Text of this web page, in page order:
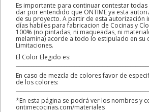
Es importante para continuar contestar
dar por entendido que ONTIME ya esta
de su proyecto. A partir de esta autorización
días habiles para fabricacion de Cocinas y
100% (no pintadas, ni maqueadas, ni
melamina) acorde a todo lo estipulado en su
Limitaciones.
El Color Elegido es:
En caso de mezcla de colores favor de
de los colores:
*En esta página se podrá ver los nombres y
ontimecocinas.com/materiales